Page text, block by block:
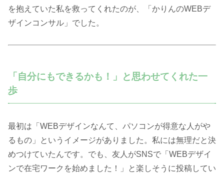
を抱えていた私を救ってくれたのが、「かりんのWEBデ
ザインコンサル」でした。
「自分にもできるかも！」と思わせてくれた一
歩
最初は「WEBデザインなんて、パソコンが得意な人がや
るもの」というイメージがありました。私には無理だと決
めつけていたんです。でも、友人がSNSで「WEBデザイ
ンで在宅ワークを始めました！」と楽しそうに投稿してい